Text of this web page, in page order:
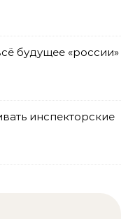
будущее «россии»
инспекторские